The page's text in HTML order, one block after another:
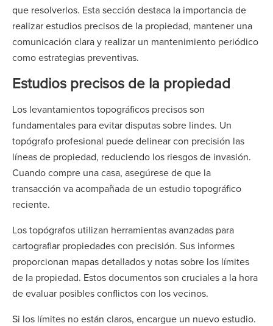
que resolverlos. Esta sección destaca la importancia de
realizar estudios precisos de la propiedad, mantener una
comunicación clara y realizar un mantenimiento periódico
como estrategias preventivas.
Estudios precisos de la propiedad
Los levantamientos topográficos precisos son
fundamentales para evitar disputas sobre lindes. Un
topógrafo profesional puede delinear con precisión las
líneas de propiedad, reduciendo los riesgos de invasión.
Cuando compre una casa, asegúrese de que la
transacción va acompañada de un estudio topográfico
reciente.
Los topógrafos utilizan herramientas avanzadas para
cartografiar propiedades con precisión. Sus informes
proporcionan mapas detallados y notas sobre los límites
de la propiedad. Estos documentos son cruciales a la hora
de evaluar posibles conflictos con los vecinos.
Si los límites no están claros, encargue un nuevo estudio.